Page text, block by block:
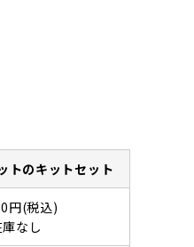
トのキットセット
円(税込)
なし